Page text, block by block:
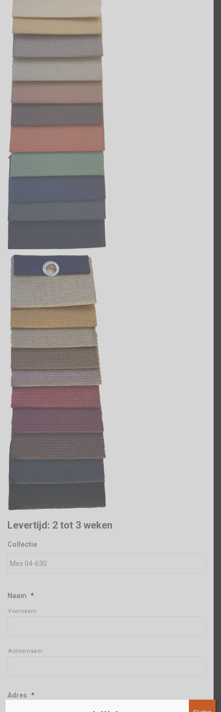
Levertijd: 2 tot 3 weken
Collectie
Naam *
Voornaam
Achternaam
Adres *